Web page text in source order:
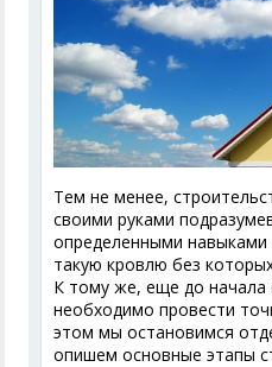
Тем не менее,
своими руками
определенными навыками
такую кровлю без
К тому же, еще до начала
необходимо провести
этом мы остановимся
опишем основные этапы